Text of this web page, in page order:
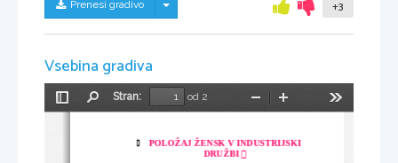
Prenesi gradivo Skrij/prikaži meni +3
Vsebina gradiva
Preklopi
Stran:
od 2
Pomanjšaj

POLOŽAJ ŽENSK V INDUSTRIJSKI
DRUŽBI 